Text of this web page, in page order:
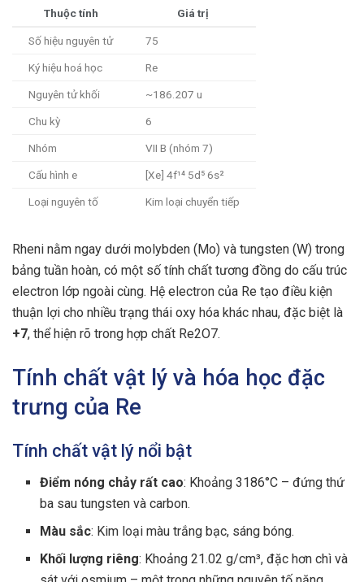
Thuộc tính Giá trị
Số hiệu nguyên tử 75
Ký hiệu hoá học Re
Nguyên tử khối ~186.207 u
Chu kỳ 6
Nhóm VII B (nhóm 7)
Cấu hình e [Xe] 4f¹⁴ 5d⁵ 6s²
Loại nguyên tố Kim loại chuyển tiếp
Rheni nằm ngay dưới molybden (Mo) và tungsten (W) trong
bảng tuần hoàn, có một số tính chất tương đồng do cấu trúc
electron lớp ngoài cùng. Hệ electron của Re tạo điều kiện
thuận lợi cho nhiều trạng thái oxy hóa khác nhau, đặc biệt là
+7, thể hiện rõ trong hợp chất Re2O7.
Tính chất vật lý và hóa học đặc
trưng của Re
Tính chất vật lý nổi bật
Điểm nóng chảy rất cao: Khoảng 3186°C – đứng thứ
ba sau tungsten và carbon.
Màu sắc: Kim loại màu trắng bạc, sáng bóng.
Khối lượng riêng: Khoảng 21.02 g/cm³, đặc hơn chì và